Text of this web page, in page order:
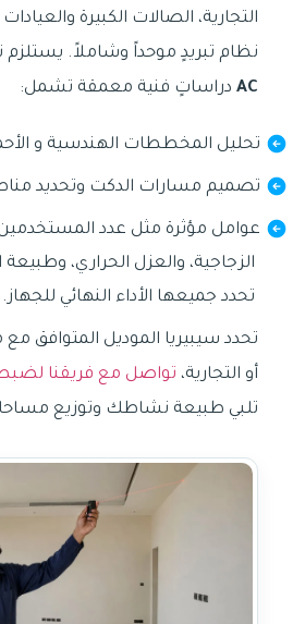
التجارية، الصالات الكبيرة
نظام تبريدٍ موحداً وشاملاً. يستلزم
AC دراساتٍ فنية معمقة تشمل:
تحليل المخططات الهندسية و
تصميم مسارات الدكت وتحديد
عوامل مؤثرة مثل عدد
الزجاجية، والعزل الحراري، وطبيعة
تحدد جميعها الأداء النهائي للجهاز.
تحدد سيبيريا الموديل المتوافق
أو التجارية، تواصل مع فريقنا لضبط
تلبي طبيعة نشاطك وتوزيع